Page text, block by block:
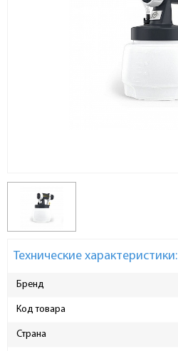
Технические характеристики:
Бренд
Код товара
Страна